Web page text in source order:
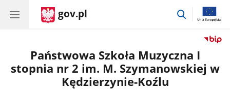
gov.pl
przejdź
Państwowa Szkoła Muzyczna I
stopnia nr 2 im. M. Szymanowskiej w
Kędzierzynie-Koźlu